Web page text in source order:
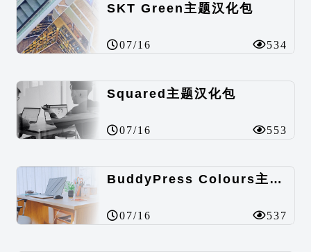
SKT Green主题汉化包
07/16 534
Squared主题汉化包
07/16 553
BuddyPress Colours主题汉化包
07/16 537